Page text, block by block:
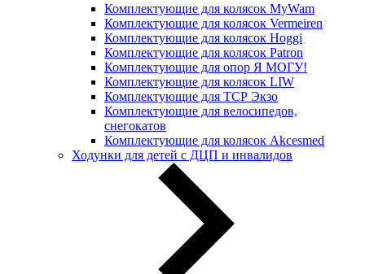
Комплектующие для колясок MyWam
Комплектующие для колясок Vermeiren
Комплектующие для колясок Hoggi
Комплектующие для колясок Patron
Комплектующие для опор Я МОГУ!
Комплектующие для колясок LIW
Комплектующие для ТСР Экзо
Комплектующие для велосипедов,
снегокатов
Комплектующие для колясок Akcesmed
Ходунки для детей с ДЦП и инвалидов